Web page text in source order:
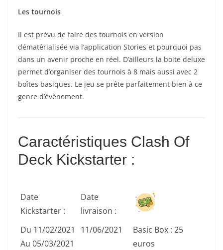
Les tournois
Il est prévu de faire des tournois en version
dématérialisée via l’application Stories et pourquoi pas
dans un avenir proche en réel. D’ailleurs la boite deluxe
permet d’organiser des tournois à 8 mais aussi avec 2
boîtes basiques. Le jeu se prête parfaitement bien à ce
genre d’évènement.
Caractéristiques Clash Of
Deck Kickstarter :
Date
Kickstarter :
Date
livraison :
Du 11/02/2021
Au 05/03/2021
11/06/2021
Basic Box : 25
euros